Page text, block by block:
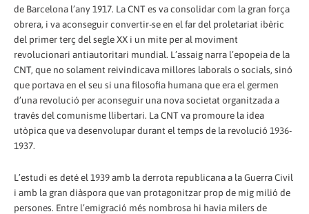
de Barcelona l’any 1917. La CNT es va consolidar com la gran força
obrera, i va aconseguir convertir-se en el far del proletariat ibèric
del primer terç del segle XX i un mite per al moviment
revolucionari antiautoritari mundial. L’assaig narra l’epopeia de la
CNT, que no solament reivindicava millores laborals o socials, sinó
que portava en el seu si una filosofia humana que era el germen
d’una revolució per aconseguir una nova societat organitzada a
través del comunisme llibertari. La CNT va promoure la idea
utòpica que va desenvolupar durant el temps de la revolució 1936-
1937.
L’estudi es deté el 1939 amb la derrota republicana a la Guerra Civil
i amb la gran diàspora que van protagonitzar prop de mig milió de
persones. Entre l’emigració més nombrosa hi havia milers de